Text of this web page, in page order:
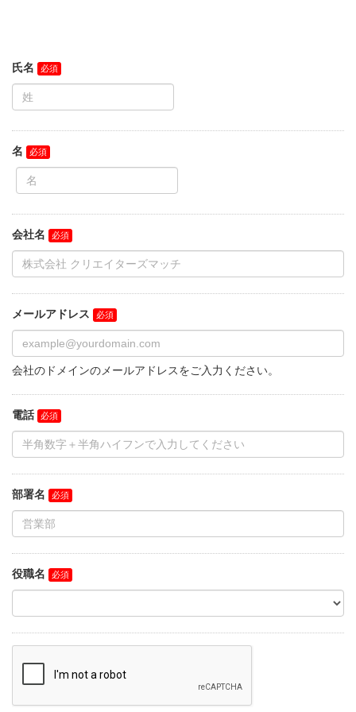
氏名
名
会社名
メールアドレス
会社のドメインのメールアドレスをご入力ください。
電話
部署名
役職名